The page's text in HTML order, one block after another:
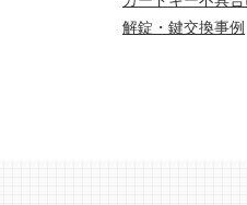
解錠・鍵交換事例